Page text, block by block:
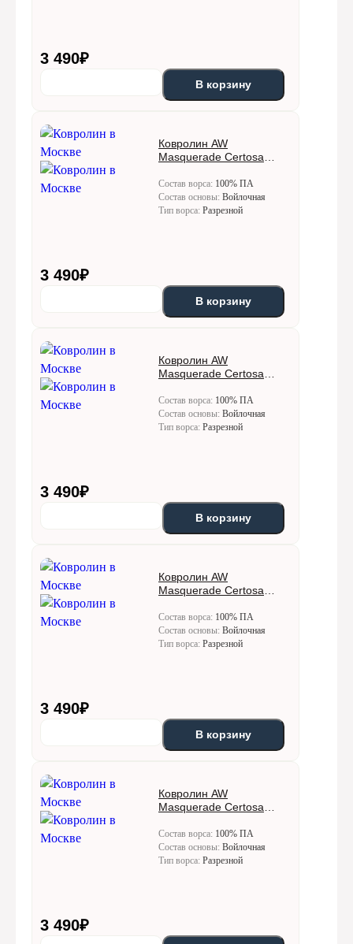
3 490₽
В корзину
Ковролин AW
Masquerade Certosa
Состав ворса: 100% ПА
Состав основы: Войлочная
Тип ворса: Разрезной
3 490₽
В корзину
Ковролин AW
Masquerade Certosa
Состав ворса: 100% ПА
Состав основы: Войлочная
Тип ворса: Разрезной
3 490₽
В корзину
Ковролин AW
Masquerade Certosa
Состав ворса: 100% ПА
Состав основы: Войлочная
Тип ворса: Разрезной
3 490₽
В корзину
Ковролин AW
Masquerade Certosa
Состав ворса: 100% ПА
Состав основы: Войлочная
Тип ворса: Разрезной
3 490₽